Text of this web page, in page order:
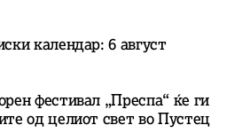
календар: 6 август
фестивал „Преспа“ ќе ги
од целиот свет во Пустец